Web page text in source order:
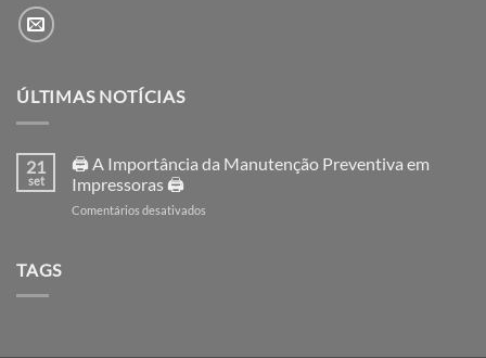
ÚLTIMAS NOTÍCIAS
21
set
🖨️ A Importância da Manutenção Preventiva em
Impressoras 🖨️
Comentários desativados
TAGS